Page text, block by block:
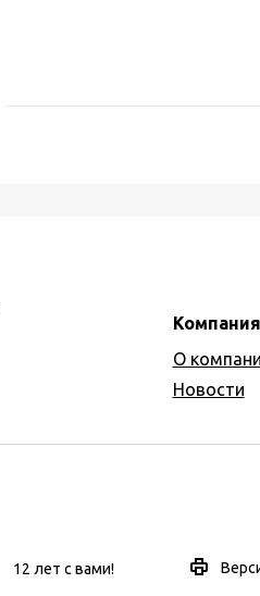
Компания
О
Новости
12 лет с вами!